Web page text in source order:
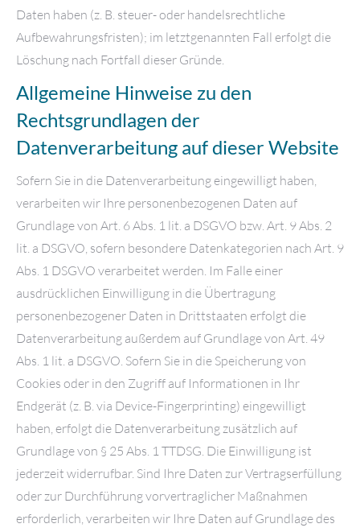
Daten haben (z. B. steuer- oder handelsrechtliche
Aufbewahrungsfristen); im letztgenannten Fall erfolgt die
Löschung nach Fortfall dieser Gründe.
Allgemeine Hinweise zu den
Rechtsgrundlagen der
Datenverarbeitung auf dieser Website
Sofern Sie in die Datenverarbeitung eingewilligt haben,
verarbeiten wir Ihre personenbezogenen Daten auf
Grundlage von Art. 6 Abs. 1 lit. a DSGVO bzw. Art. 9 Abs. 2
lit. a DSGVO, sofern besondere Datenkategorien nach Art. 9
Abs. 1 DSGVO verarbeitet werden. Im Falle einer
ausdrücklichen Einwilligung in die Übertragung
personenbezogener Daten in Drittstaaten erfolgt die
Datenverarbeitung außerdem auf Grundlage von Art. 49
Abs. 1 lit. a DSGVO. Sofern Sie in die Speicherung von
Cookies oder in den Zugriff auf Informationen in Ihr
Endgerät (z. B. via Device-Fingerprinting) eingewilligt
haben, erfolgt die Datenverarbeitung zusätzlich auf
Grundlage von § 25 Abs. 1 TTDSG. Die Einwilligung ist
jederzeit widerrufbar. Sind Ihre Daten zur Vertragserfüllung
oder zur Durchführung vorvertraglicher Maßnahmen
erforderlich, verarbeiten wir Ihre Daten auf Grundlage des